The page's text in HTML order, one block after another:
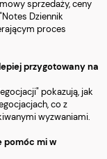
sprzedaży, ceny
Dziennik
proces
przygotowany na
pokazują, jak
co z
wyzwaniami.
pomóc mi w